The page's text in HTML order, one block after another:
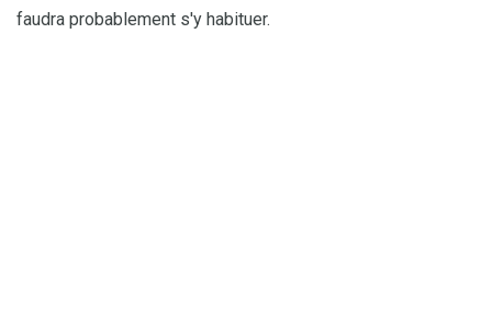
faudra probablement s'y habituer.